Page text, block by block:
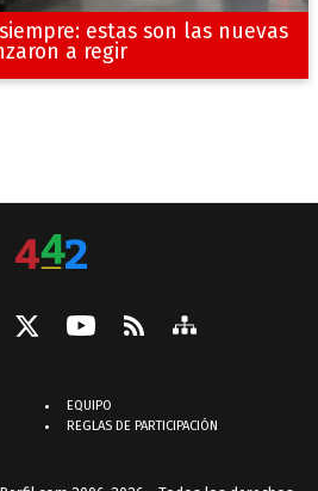
estas son las nuevas
a regir
EQUIPO
REGLAS DE PARTICIPACIÓN